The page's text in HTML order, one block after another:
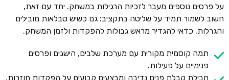
על פרסים נוספים מעבר לזכיות הרגילות במשחק. יחד עם זאת,
חשוב לשמור תמיד על שליטה בתקציב: גם כשיש טבלאות מובילים
והגרלות, כדאי להגדיר מראש גבולות להפקדות ולזמן המשחק.
תמה קוסמית מקורית עם מערכת שלבים, הישגים ופרסים
פנימיים על פעילות.
חבילת קבלת פנים נדיבה ומבצעים קבועים על הפקדות חוזרות,